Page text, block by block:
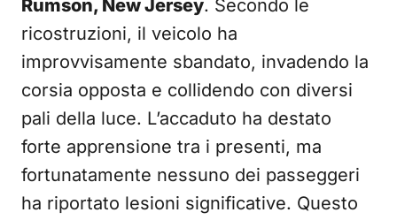
Rumson, New Jersey. Secondo le
ricostruzioni, il veicolo ha
improvvisamente sbandato, invadendo la
corsia opposta e collidendo con diversi
pali della luce. L’accaduto ha destato
forte apprensione tra i presenti, ma
fortunatamente nessuno dei passeggeri
ha riportato lesioni significative. Questo